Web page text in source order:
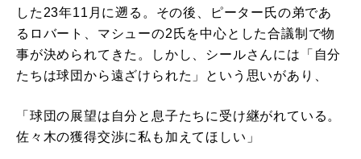
した23年11月に遡る。その後、ピーター氏の弟であ
るロバート、マシューの2氏を中心とした合議制で物
事が決められてきた。しかし、シールさんには「自分
たちは球団から遠ざけられた」という思いがあり、
「球団の展望は自分と息子たちに受け継がれている。
佐々木の獲得交渉に私も加えてほしい」